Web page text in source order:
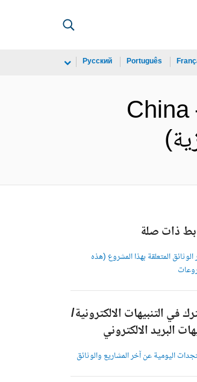
Português
Русский
ذات صلة
الوثائق المتعلقة بهذا المشروع (هذه
في التنبيهات الالكترونية/
البريد الالكتروني
اليومية عن آخر المشاريع والوثائق